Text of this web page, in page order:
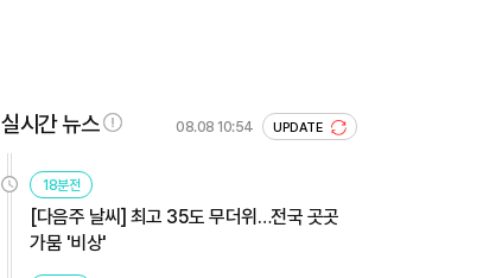
실시간 뉴스 08.08 10:54 UPDATE
18분전
[다음주 날씨] 최고 35도 무더위…전국 곳곳
가뭄 '비상'